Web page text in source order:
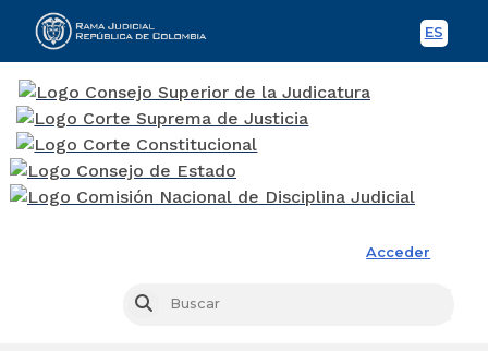
ES
Acceder
Buscar